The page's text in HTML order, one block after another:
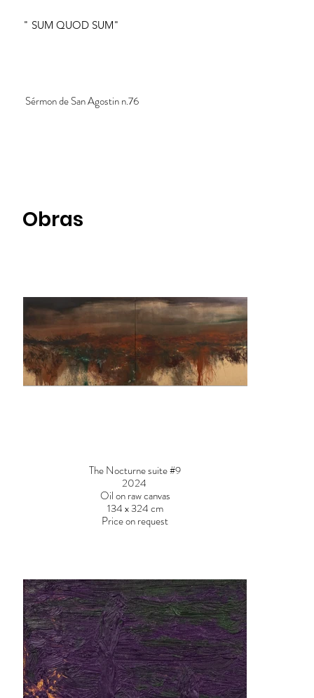
" SUM QUOD SUM"
Sérmon de San Agostin n.76
Obras
The Nocturne suite #9
2024
Oil on raw canvas
134 x 324 cm
Price on request